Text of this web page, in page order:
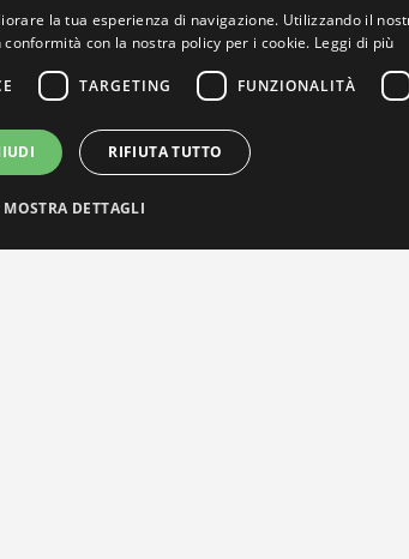
la tua esperienza di navigazione. Utilizzando il
con la nostra policy per i cookie. Leggi di più
TARGETING FUNZIONALITÀ
RIFIUTA TUTTO
MOSTRA DETTAGLI